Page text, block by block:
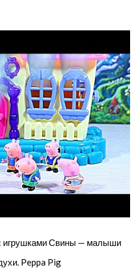
игрушками Свины — малыши
Peppa Pig